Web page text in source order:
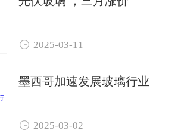
 2025-03-11
墨西哥加速发展玻璃行业
 2025-03-02